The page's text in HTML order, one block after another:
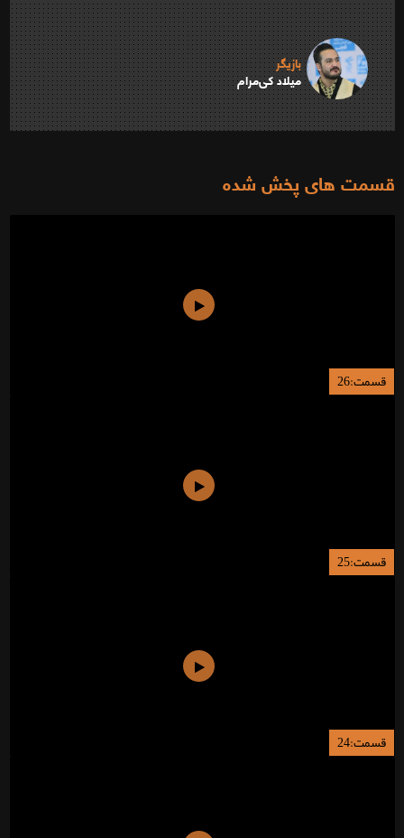
بازیگر
میلاد کی‌مرام
قسمت های پخش شده
قسمت:26
قسمت:25
قسمت:24